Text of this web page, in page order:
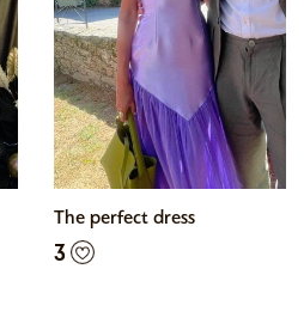
The perfect dress
3